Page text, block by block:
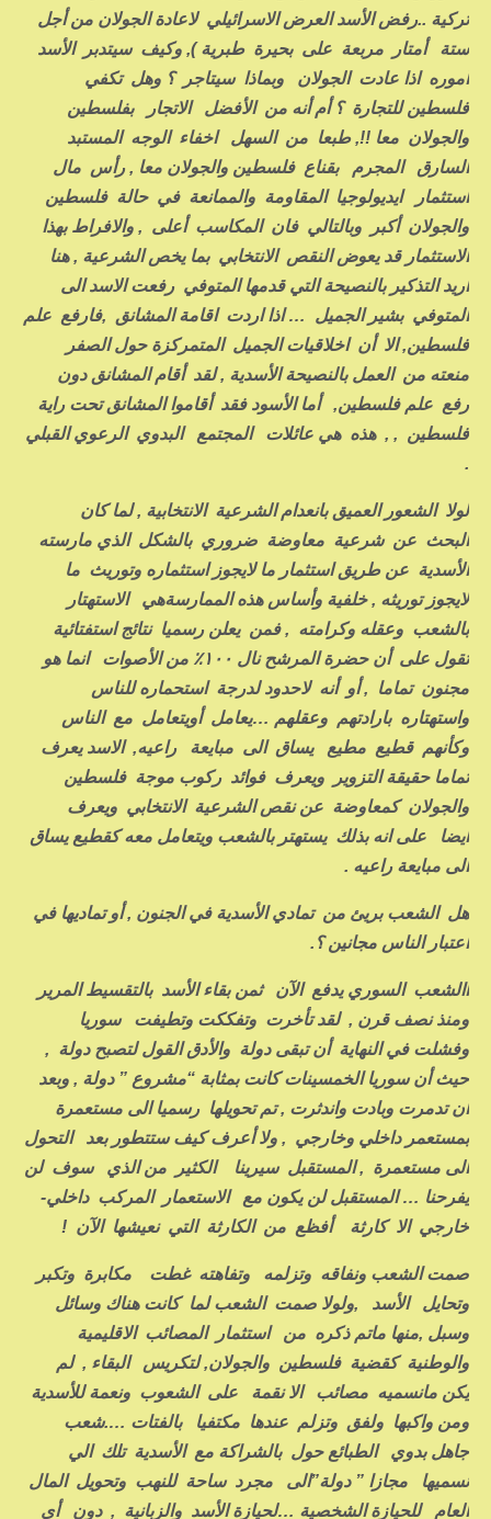
تركية ..رفض الأسد العرض الاسرائيلي لاعادة الجولان من أجل
ستة أمتار مربعة على بحيرة طبرية ), وكيف سيتدبر الأسد
أموره اذا عادت الجولان وبماذا سيتاجر ؟ وهل تكفي
فلسطين للتجارة ؟ أم أنه من الأفضل الاتجار بفلسطين
والجولان معا !!, طبعا من السهل اخفاء الوجه المستبد
السارق المجرم بقناع فلسطين والجولان معا , رأس مال
استثمار ايديولوجيا المقاومة والممانعة في حالة فلسطين
والجولان أكبر وبالتالي فان المكاسب أعلى , والافراط بهذا
الاستثمار قد يعوض النقص الانتخابي بما يخص الشرعية , هنا
اريد التذكير بالنصيحة التي قدمها المتوفي رفعت الاسد الى
المتوفي بشير الجميل … اذا اردت اقامة المشانق ,فارفع علم
فلسطين, الا أن اخلاقيات الجميل المتمركزة حول الصفر
منعته من العمل بالنصيحة الأسدية , لقد أقام المشانق دون
رفع علم فلسطين, أما الأسود فقد أقاموا المشانق تحت راية
فلسطين , , هذه هي عائلات المجتمع البدوي الرعوي القبلي
.
لولا الشعور العميق بانعدام الشرعية الانتخابية , لما كان
البحث عن شرعية معاوضة ضروري بالشكل الذي مارسته
الأسدية عن طريق استثمار ما لايجوز استثماره وتوريث ما
لايجوز توريثه , خلفية وأساس هذه الممارسةهي الاستهتار
بالشعب وعقله وكرامته , فمن يعلن رسميا نتائج استفتائية
تقول على أن حضرة المرشح نال ١٠٠٪ من الأصوات انما هو
مجنون تماما , أو أنه لاحدود لدرجة استحماره للناس
واستهتاره بارادتهم وعقلهم …يعامل أويتعامل مع الناس
وكأنهم قطيع مطيع يساق الى مبايعة راعيه, الاسد يعرف
تماما حقيقة التزوير ويعرف فوائد ركوب موجة فلسطين
والجولان كمعاوضة عن نقص الشرعية الانتخابي ويعرف
ايضا على انه بذلك يستهتر بالشعب ويتعامل معه كقطيع يساق
الى مبايعة راعيه .
هل الشعب بريئ من تمادي الأسدية في الجنون , أو تماديها في
اعتبار الناس مجانين ؟.
االشعب السوري يدفع الآن ثمن بقاء الأسد بالتقسيط المرير
ومنذ نصف قرن , لقد تأخرت وتفككت وتطيفت سوريا
وفشلت في النهاية أن تبقى دولة والأدق القول لتصبح دولة ,
حيث أن سوريا الخمسينات كانت بمثابة “مشروع ” دولة , وبعد
أن تدمرت وبادت واندثرت , تم تحويلها رسميا الى مستعمرة
بمستعمر داخلي وخارجي , ولا أعرف كيف ستتطور بعد التحول
الى مستعمرة , المستقبل سيرينا الكثير من الذي سوف لن
يفرحنا … المستقبل لن يكون مع الاستعمار المركب داخلي-
خارجي الا كارثة أفظع من الكارثة التي نعيشها الآن !
صمت الشعب ونفاقه وتزلمه وتفاهته غطت مكابرة وتكبر
وتحايل الأسد ,ولولا صمت الشعب لما كانت هناك وسائل
وسبل ,منها ماتم ذكره من استثمار المصائب الاقليمية
والوطنية كقضية فلسطين والجولان, لتكريس البقاء , لم
يكن مانسميه مصائب الا نقمة على الشعوب ونعمة للأسدية
ومن واكبها ولفق وتزلم عندها مكتفيا بالفتات ….شعب
جاهل بدوي الطبائع حول بالشراكة مع الأسدية تلك الي
نسميها مجازا ” دولة”الى مجرد ساحة للنهب وتحويل المال
العام للحيازة الشخصية …لحيازة الأسد والزبانية , دون أي